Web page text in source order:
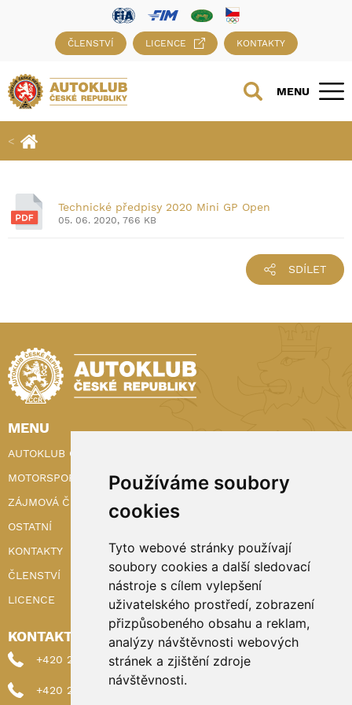
Používáme soubory
cookies
Tyto webové stránky používají
soubory cookies a další sledovací
nástroje s cílem vylepšení
uživatelského prostředí, zobrazení
přizpůsobeného obsahu a reklam,
analýzy návštěvnosti webových
stránek a zjištění zdroje
návštěvnosti.
ČLENSTVÍ LICENCE KONTAKTY
MENU
Technické předpisy 2020 Mini GP Open
05. 06. 2020, 766 KB
SDÍLET
MENU
AUTOKLUB ČR
MOTORSPORT
ZÁJMOVÁ ČINNOST
OSTATNÍ
KONTAKTY
ČLENSTVÍ
LICENCE
KONTAKTY
+420 222 898 224 (sekretariat)
+420 222 898 221 (členství)